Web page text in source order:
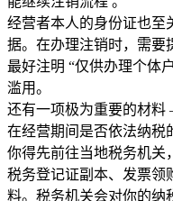
经营者本人的身份证也至
据。在办理注销时，需要
最好注明 “仅供办理个体
滥用。
还有一项极为重要的材
在经营期间是否依法纳税
你得先前往当地税务机关
税务登记证副本、发票领
料。税务机关会对你的纳